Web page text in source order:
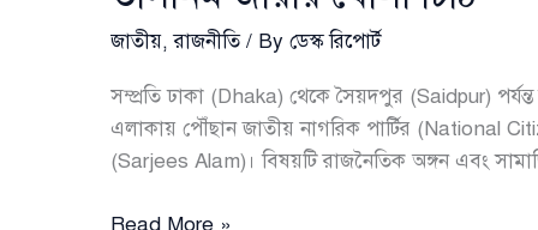
জাতীয়,রাজনীতি/ By ডেস্ক রিপোর্ট
সম্প্রতি ঢাকা (Dhaka) থেকে সৈয়দপুর (Saidpur)
এলাকায় পৌঁছান জাতীয় নাগরিক পার্টির (National
(Sarjees Alam)। বিষয়টি রাজনৈতিক অঙ্গন এবং
১৩৫
Read More »